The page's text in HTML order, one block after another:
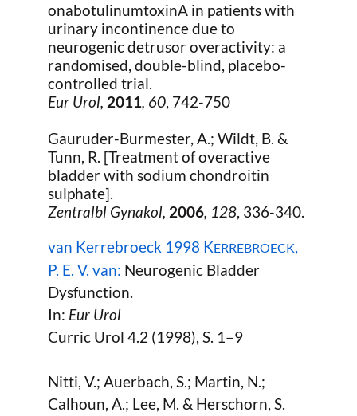
onabotulinumtoxinA in patients with
urinary incontinence due to
neurogenic detrusor overactivity: a
randomised, double-blind, placebo-
controlled trial.
Eur Urol, 2011, 60, 742-750
Gauruder-Burmester, A.; Wildt, B. &
Tunn, R. [Treatment of overactive
bladder with sodium chondroitin
sulphate].
Zentralbl Gynakol, 2006, 128, 336-340.
van Kerrebroeck 1998 KERREBROECK,
P. E. V. van: Neurogenic Bladder
Dysfunction.
In: Eur Urol
Curric Urol 4.2 (1998), S. 1–9
Nitti, V.; Auerbach, S.; Martin, N.;
Calhoun, A.; Lee, M. & Herschorn, S.